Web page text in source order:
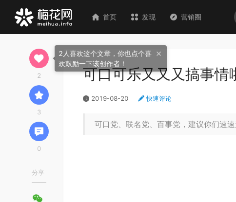
首页 发现 营销圈
可口可乐又又又搞事情
2019-08-20 快速评论
可口党、联名党、百事党，建议你们速速
2
3
0
分享
2人喜欢这个文章，你也点个喜
欢鼓励一下该创作者！
×